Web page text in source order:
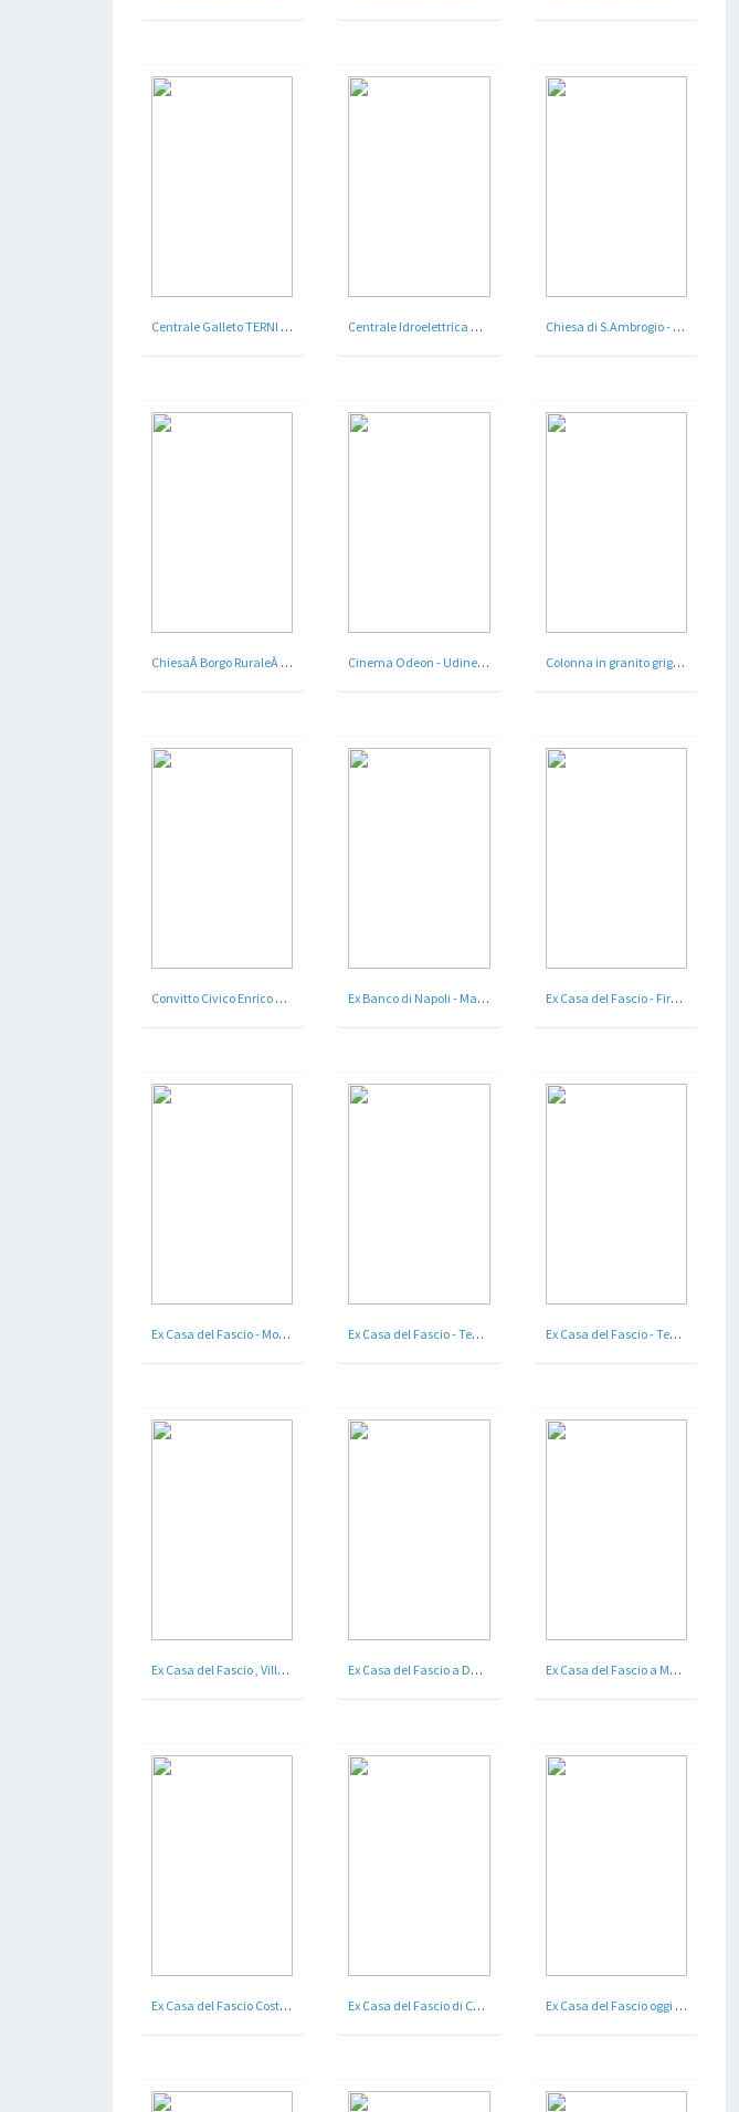
Centrale Galleto TERNI , Società per l'Industria e L'elettricità oggi Centrale idroelettrica di Galleto – Monte Sant’Angelo , Terni - Arch. Cesare Bazzani - 1929 Centrale Idroelettrica di La Stanga a Belluno Chiesa di S.Ambrogio - Cremona - Arch.Â Giovanni Muzio 1934 - 35
ChiesaÂ Borgo RuraleÂ Emanuele GuttadauroÂ , Caltanissetta - 1941 Cinema Odeon - Udine - Arch. Ettore Gilberti - 1935 Colonna in granito grigio donata dal comune di Roma alla cittÃ di Lecce
Convitto Civico Enrico Macchi oggi Casa della Guardia di Finanza - Varese - Arch. Vittorio Ballio Morpurgo - 1928 Ex Banco di Napoli - Matera Ex Casa del Fascio - Firenze - 1939 - 40
Ex Casa del Fascio - Mortara , Pavia - Ing. Eliseo Mocchi - 1937 Ex Casa del Fascio - Teodorano , Meldola , Forlì Cesena Ex Casa del Fascio - Teodorano , Mendola , Forlì Cesena
Ex Casa del Fascio , Villaggio Marconi - Bosco Salice oggi Marconia , Matera - Arch. Stanko Konjedic Ex Casa del Fascio a Dalmine, Bergamo Ex Casa del Fascio a Macerata
Ex Casa del Fascio Costanzo Ciano oggi Municipio - Santa Croce sull’Arno , Pisa Ex Casa del Fascio di Cuneo Ex Casa del Fascio oggi Biblioteca comunale e sede associazioni - Rovellasca , Como - 1933 - 43 ca.